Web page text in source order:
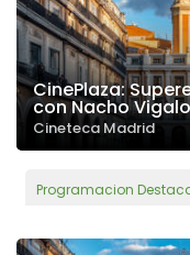
CinePlaza:
con Nacho
Cineteca Madrid
Programacion